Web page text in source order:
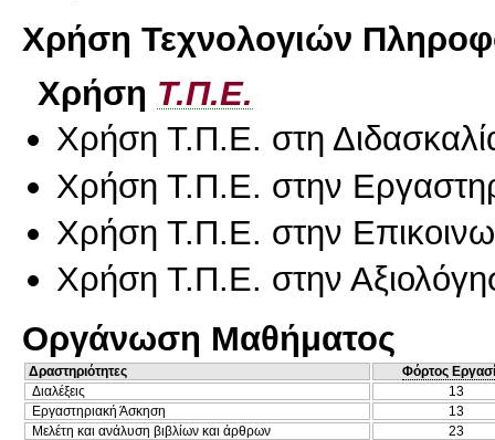
Χρήση Τεχνολογιών
Χρήση Τ.Π.Ε.
Χρήση Τ.Π.Ε. στη
Χρήση Τ.Π.Ε. στην
Χρήση Τ.Π.Ε. στην
Χρήση Τ.Π.Ε. στην
Οργάνωση Μαθήματος
Δραστηριότητες
Φόρτος
Διαλέξεις
13
Εργαστηριακή Άσκηση
13
Μελέτη και ανάλυση βιβλίων και άρθρων
23